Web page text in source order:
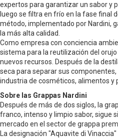
expertos para garantizar un sabor y
luego se filtra en frío en la fase final
método, implementado por Nardini,
la más alta calidad.
Como empresa con conciencia
sistema para la reutilización del
nuevos recursos. Después de la
seca para separar sus
industria de cosméticos, alimentos y
Sobre las Grappas Nardini
Después de más de dos siglos, la
franco, intenso y limpio sabor, sigue
mercado en el sector de grappa
La designación "Aquavite di